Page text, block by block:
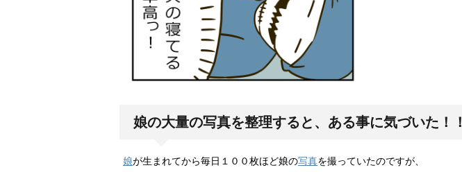
娘の大量の写真を整理すると、ある事に気づいた！！
娘が生まれてから毎日１００枚ほど娘の写真を撮っていたのですが、